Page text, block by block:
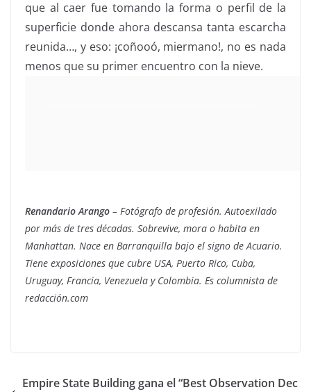
que al caer fue tomando la forma o perfil de la
superficie donde ahora descansa tanta escarcha
reunida…, y eso: ¡coñooó, miermano!, no es nada
menos que su primer encuentro con la nieve.
Renandario Arango – Fotógrafo de profesión. Autoexilado
por más de tres décadas. Sobrevive, mora o habita en
Manhattan. Nace en Barranquilla bajo el signo de Acuario.
Tiene exposiciones que cubre USA, Puerto Rico, Cuba,
Uruguay, Francia, Venezuela y Colombia. Es columnista de
redacción.com
Empire State Building gana el “Best Observation Dec